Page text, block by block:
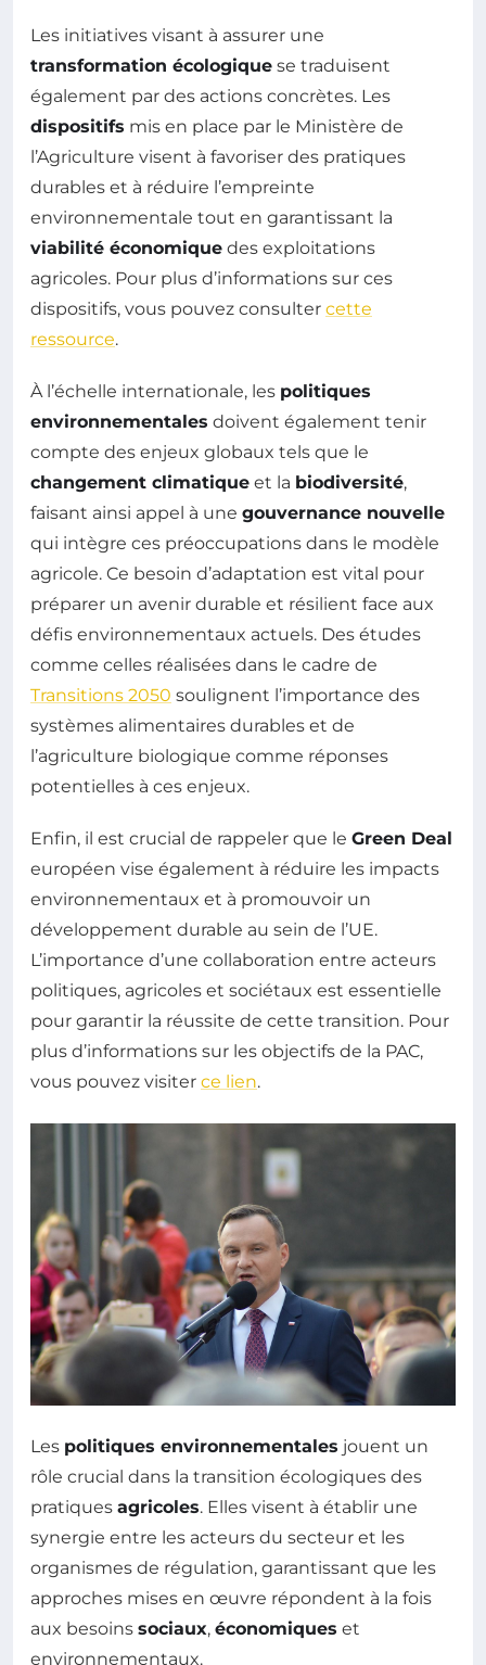
Les initiatives visant à assurer une
transformation écologique se traduisent
également par des actions concrètes. Les
dispositifs mis en place par le Ministère de
l’Agriculture visent à favoriser des pratiques
durables et à réduire l’empreinte
environnementale tout en garantissant la
viabilité économique des exploitations
agricoles. Pour plus d’informations sur ces
dispositifs, vous pouvez consulter cette
ressource.
À l’échelle internationale, les politiques
environnementales doivent également tenir
compte des enjeux globaux tels que le
changement climatique et la biodiversité,
faisant ainsi appel à une gouvernance nouvelle
qui intègre ces préoccupations dans le modèle
agricole. Ce besoin d’adaptation est vital pour
préparer un avenir durable et résilient face aux
défis environnementaux actuels. Des études
comme celles réalisées dans le cadre de
Transitions 2050 soulignent l’importance des
systèmes alimentaires durables et de
l’agriculture biologique comme réponses
potentielles à ces enjeux.
Enfin, il est crucial de rappeler que le Green Deal
européen vise également à réduire les impacts
environnementaux et à promouvoir un
développement durable au sein de l’UE.
L’importance d’une collaboration entre acteurs
politiques, agricoles et sociétaux est essentielle
pour garantir la réussite de cette transition. Pour
plus d’informations sur les objectifs de la PAC,
vous pouvez visiter ce lien.
Les politiques environnementales jouent un
rôle crucial dans la transition écologiques des
pratiques agricoles. Elles visent à établir une
synergie entre les acteurs du secteur et les
organismes de régulation, garantissant que les
approches mises en œuvre répondent à la fois
aux besoins sociaux, économiques et
environnementaux.